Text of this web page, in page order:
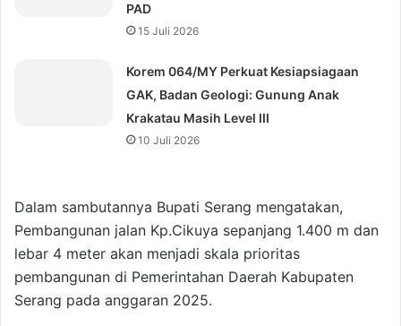
PAD
15 Juli 2026
Korem 064/MY Perkuat Kesiapsiagaan
GAK, Badan Geologi: Gunung Anak
Krakatau Masih Level III
10 Juli 2026
Dalam sambutannya Bupati Serang mengatakan,
Pembangunan jalan Kp.Cikuya sepanjang 1.400 m dan
lebar 4 meter akan menjadi skala prioritas
pembangunan di Pemerintahan Daerah Kabupaten
Serang pada anggaran 2025.